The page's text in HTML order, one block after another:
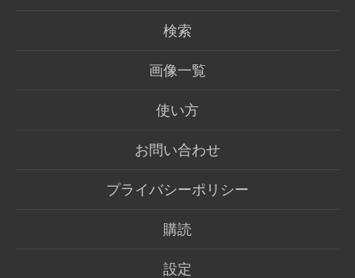
検索
画像一覧
使い方
お問い合わせ
プライバシーポリシー
購読
設定